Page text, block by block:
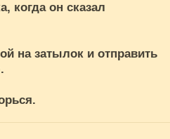
когда он сказал
на затылок и отправить